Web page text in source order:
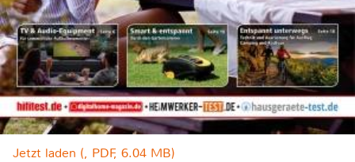
Jetzt laden (, PDF, 6.04 MB)